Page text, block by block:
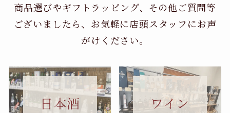
商品選びやギフトラッピング、その他ご質問等
ございましたら、お気軽に店頭スタッフにお声
がけください。
日本酒 ワイン